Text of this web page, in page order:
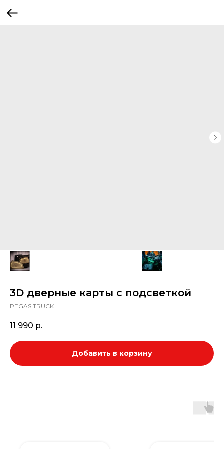
3D дверные карты с подсветкой
PEGAS TRUCK
11 990 р.
Добавить в корзину